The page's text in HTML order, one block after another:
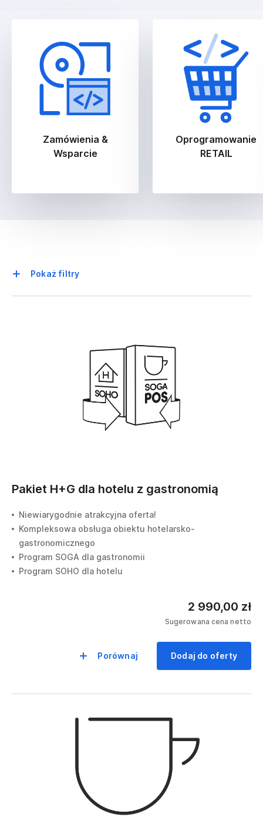
Zamówienia &
Wsparcie
Oprogramowanie
RETAIL
Pokaż filtry
Zamówienia & Wsparcie
Oprogramowanie RETAIL
Oprogramowanie dla
Oprogramowanie
Logistyka Magazynowa
Oprogramowanie WAGI
Oprogramowanie do
Pakiet H+G dla hotelu z gastronomią
Niewiarygodnie atrakcyjna oferta!
Kompleksowa obsługa obiektu hotelarsko-
gastronomicznego
Program SOGA dla gastronomii
Program SOHO dla hotelu
2 990,00 zł
Sugerowana cena netto
Porównaj Dodaj do oferty